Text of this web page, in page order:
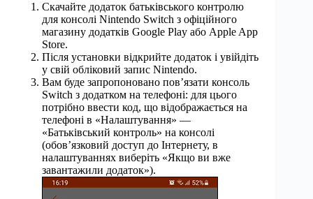
Скачайте додаток батьківського контролю
для консолі Nintendo Switch з офіційного
магазину додатків Google Play або Apple App
Store.
Після установки відкрийте додаток і увійдіть
у свій обліковий запис Nintendo.
Вам буде запропоновано пов’язати консоль
Switch з додатком на телефоні: для цього
потрібно ввести код, що відображається на
телефоні в «Налаштування» —
«Батьківський контроль» на консолі
(обов’язковий доступ до Інтернету, в
налаштуваннях виберіть «Якщо ви вже
завантажили додаток»).